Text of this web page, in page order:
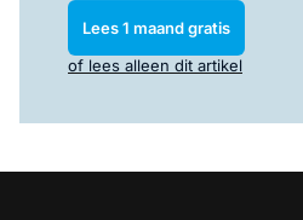
Lees 1 maand gratis
of lees alleen dit artikel